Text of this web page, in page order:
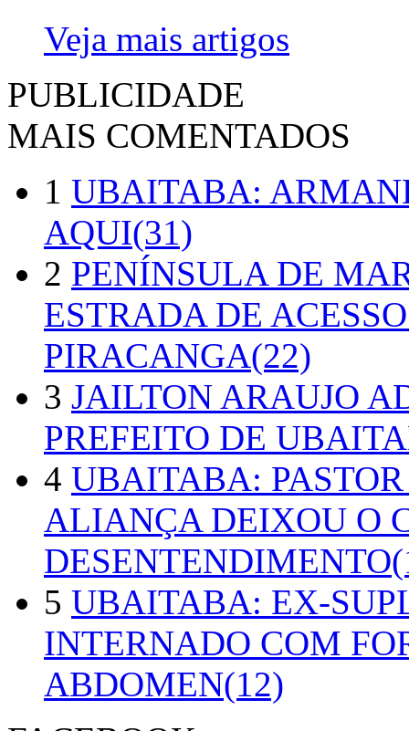
Veja mais artigos
PUBLICIDADE
MAIS COMENTADOS
1 UBAITABA:
AQUI(31)
2 PENÍNSULA DE
ESTRADA DE
PIRACANGA(22)
3 JAILTON ARAUJO
PREFEITO DE
4 UBAITABA:
ALIANÇA DEIXOU O
5 UBAITABA: EX-
INTERNADO COM
ABDOMEN(12)